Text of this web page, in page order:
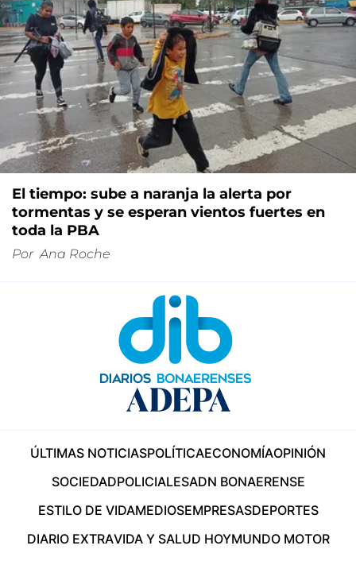
El tiempo: sube a naranja la alerta por
tormentas y se esperan vientos fuertes en
toda la PBA
Por Ana Roche
ÚLTIMAS NOTICIASPOLÍTICAECONOMÍAOPINIÓN
SOCIEDADPOLICIALESADN BONAERENSE
ESTILO DE VIDAMEDIOSEMPRESASDEPORTES
DIARIO EXTRAVIDA Y SALUD HOYMUNDO MOTOR